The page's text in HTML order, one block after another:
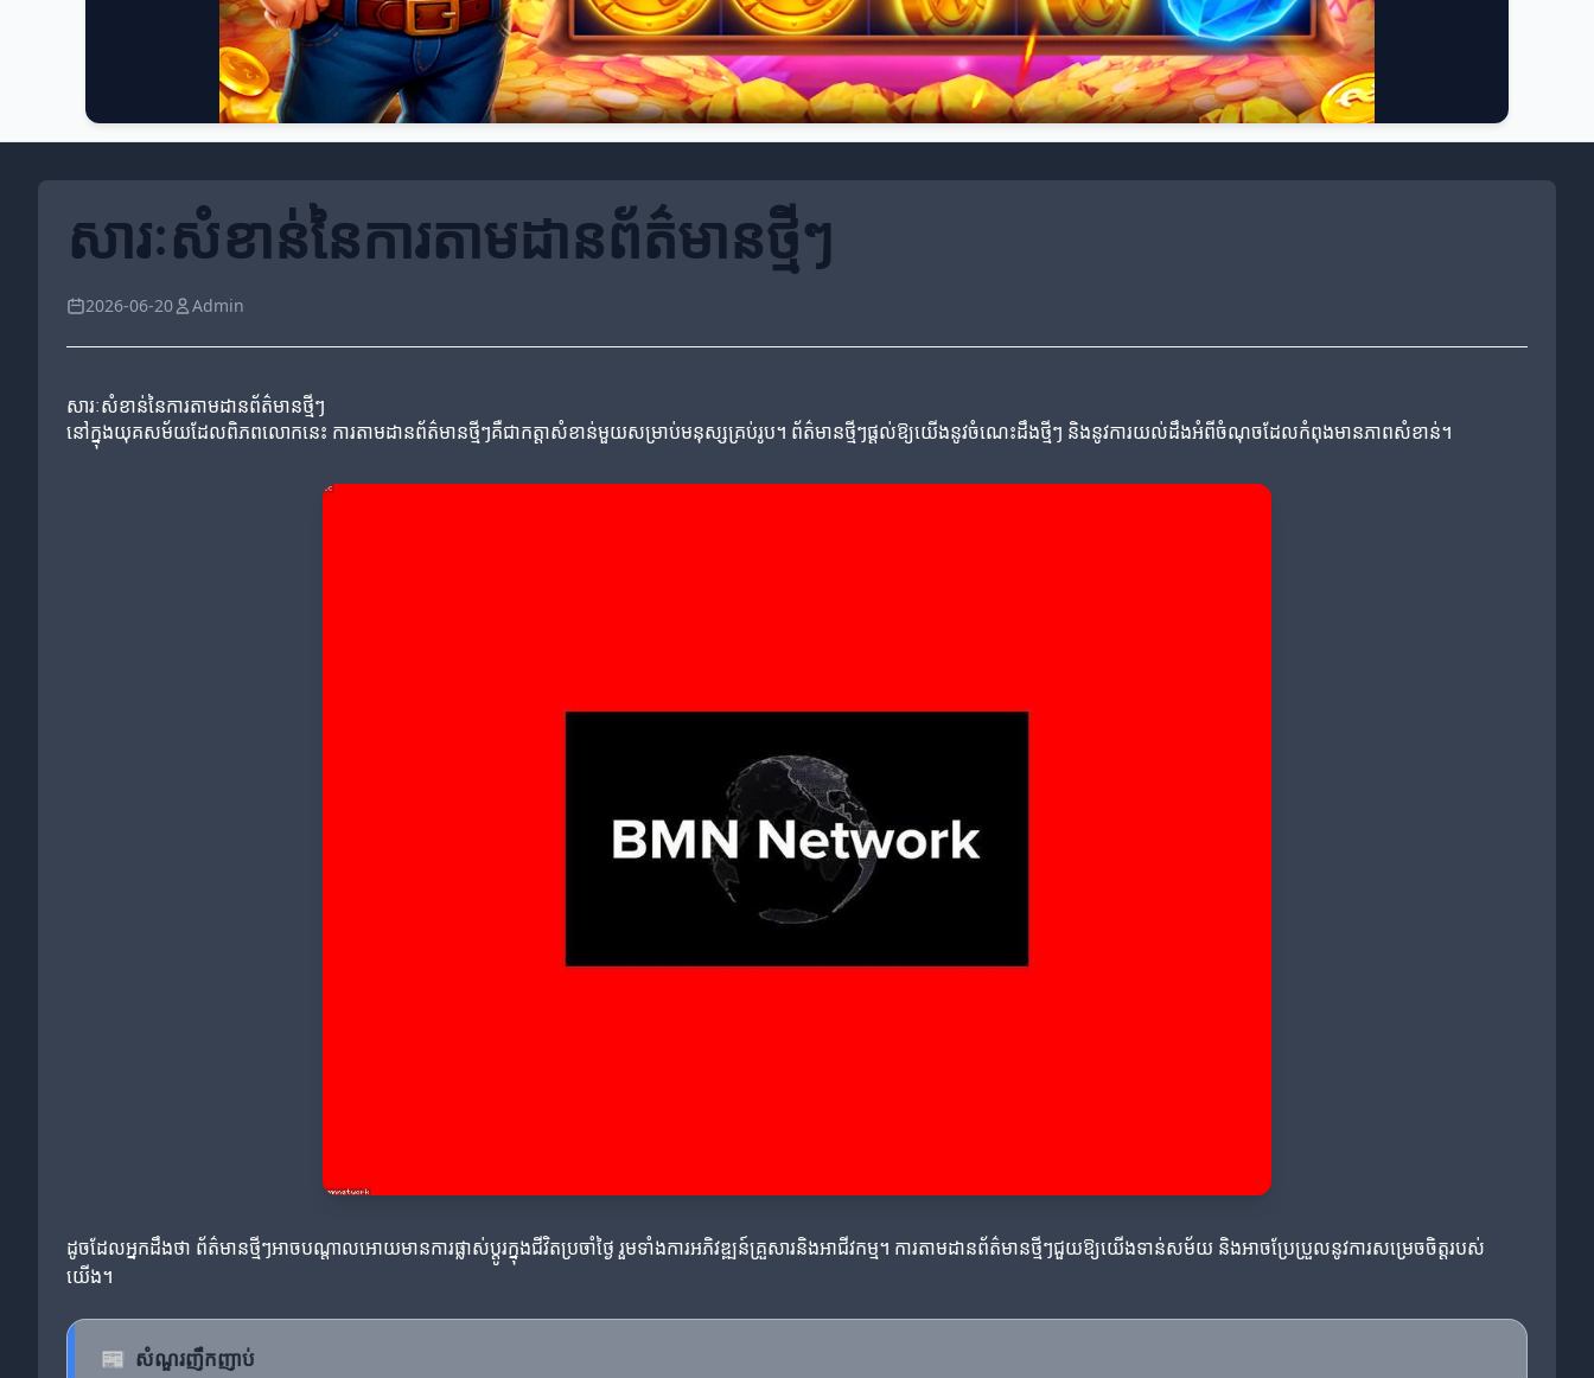
សារៈសំខាន់នៃការតាមដានព័ត៌មានថ្មីៗ
2026-06-20 Admin
សារៈសំខាន់នៃការតាមដានព័ត៌មានថ្មីៗ
នៅក្នុងយុគសម័យដែលពិភពលោកនេះ ការតាមដានព័ត៌មានថ្មីៗគឺជាកត្តាសំខាន់មួយសម្រាប់មនុស្សគ្រប់រូប។ ព័ត៌មានថ្មីៗផ្តល់ឱ្យយើងនូវចំណេះដឹងថ្មីៗ និងនូវការយល់ដឹងអំពីចំណុចដែលកំពុងមានភាពសំខាន់។
ដូចដែលអ្នកដឹងថា ព័ត៌មានថ្មីៗអាចបណ្តាលអោយមានការផ្លាស់ប្តូរក្នុងជីវិតប្រចាំថ្ងៃ រួមទាំងការអភិវឌ្ឍន៍គ្រួសារនិងអាជីវកម្ម។ ការតាមដានព័ត៌មានថ្មីៗជួយឱ្យយើងទាន់សម័យ និងអាចប្រែប្រួលនូវការសម្រេចចិត្តរបស់
យើង។
📰 សំណួរញឹកញាប់